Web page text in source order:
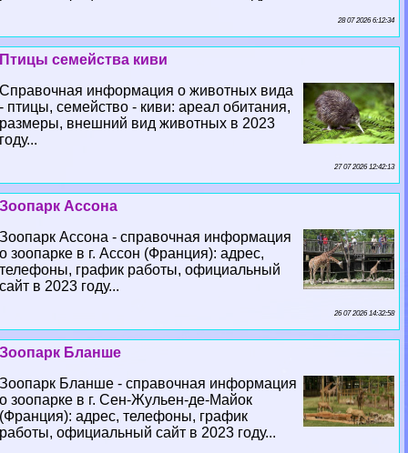
28 07 2026 6:12:34
Птицы семейства киви
Справочная информация о животных вида
- птицы, семейство - киви: ареал обитания,
размеры, внешний вид животных в 2023
году...
27 07 2026 12:42:13
Зоопарк Ассона
Зоопарк Ассона - справочная информация
о зоопарке в г. Ассон (Франция): адрес,
телефоны, график работы, официальный
сайт в 2023 году...
26 07 2026 14:32:58
Зоопарк Бланше
Зоопарк Бланше - справочная информация
о зоопарке в г. Сен-Жульен-де-Майок
(Франция): адрес, телефоны, график
работы, официальный сайт в 2023 году...